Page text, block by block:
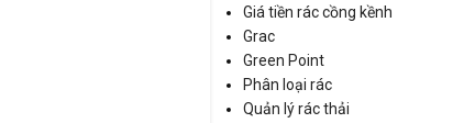
Giá tiền rác cồng kềnh
Grac
Green Point
Phân loại rác
Quản lý rác thải